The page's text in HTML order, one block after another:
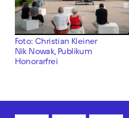
Foto: Christian Kleiner
Nik Nowak, Publikum
Honorarfrei